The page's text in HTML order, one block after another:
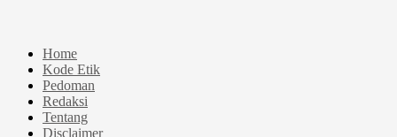
Home
Kode Etik
Pedoman
Redaksi
Tentang
Disclaimer